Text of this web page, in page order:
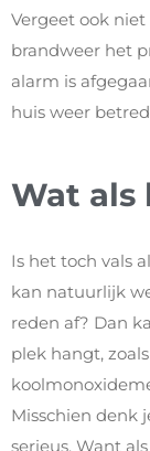
Vergeet ook
brandweer het
alarm is
huis weer
Wat als
Is het toch vals
kan natuurlijk
reden af? Dan
plek hangt,
Misschien denk
serieus. Want